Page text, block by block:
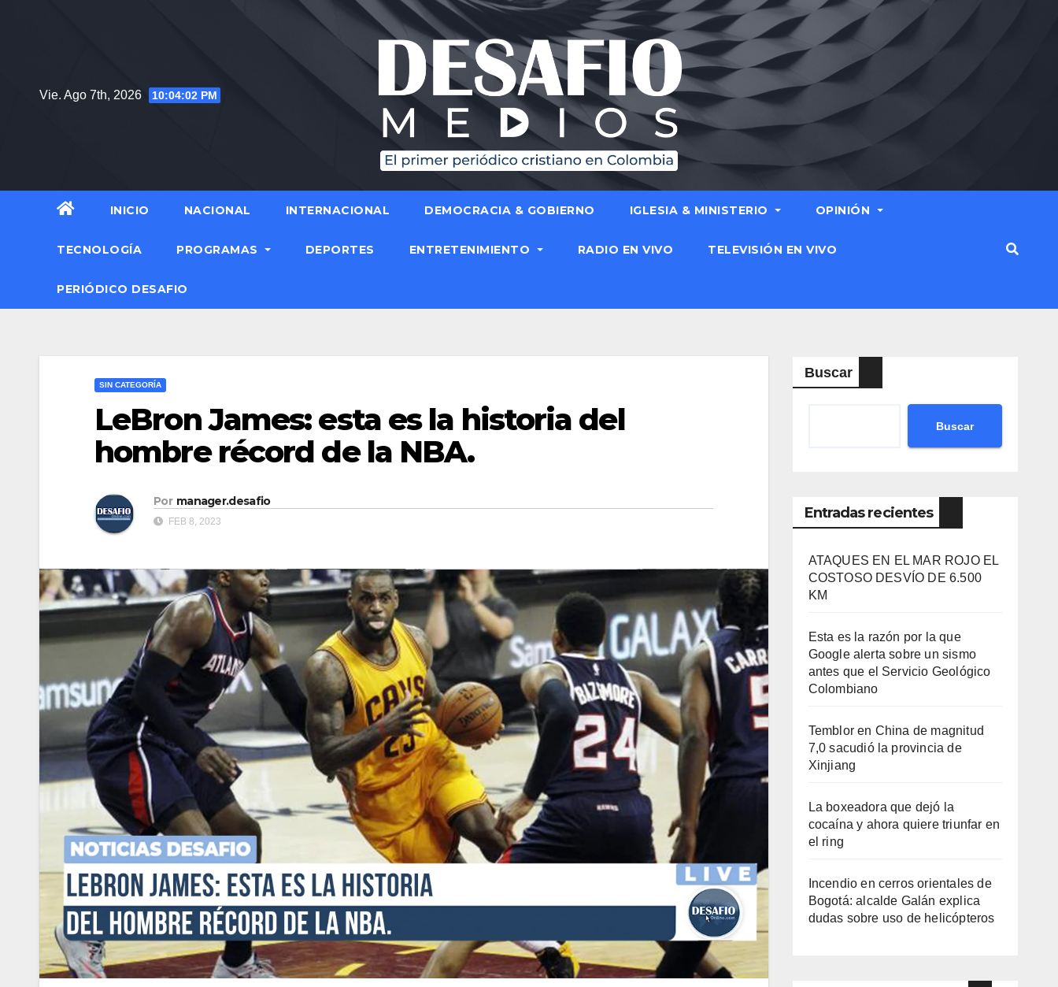
Vie. Ago 7th, 2026 10:04:04 PM
INICIO NACIONAL INTERNACIONAL DEMOCRACIA & GOBIERNO IGLESIA & MINISTERIO OPINIÓN
TECNOLOGÍA PROGRAMAS DEPORTES ENTRETENIMIENTO RADIO EN VIVO TELEVISIÓN EN VIVO
PERIÓDICO DESAFIO
SIN CATEGORÍA
LeBron James: esta es la historia del
hombre récord de la NBA.
Por manager.desafio
FEB 8, 2023
Buscar
Buscar
Entradas recientes
ATAQUES EN EL MAR ROJO EL
COSTOSO DESVÍO DE 6.500
KM
Esta es la razón por la que
Google alerta sobre un sismo
antes que el Servicio Geológico
Colombiano
Temblor en China de magnitud
7,0 sacudió la provincia de
Xinjiang
La boxeadora que dejó la
cocaína y ahora quiere triunfar en
el ring​
Incendio en cerros orientales de
Bogotá: alcalde Galán explica
dudas sobre uso de helicópteros